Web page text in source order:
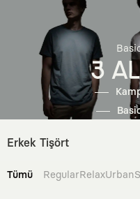
3
Erkek Tişört
Tümü RegularRelaxUrban